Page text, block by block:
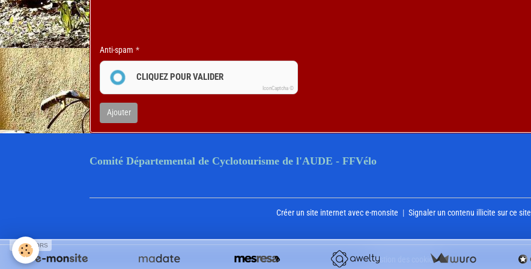
Anti-spam
CLIQUEZ POUR VALIDER
IconCaptcha ©
Ajouter
Comité Départemental de Cyclotourisme de l'AUDE - FFVélo
Créer un site internet avec e-monsite Signaler un contenu illicite sur ce site
Gestion des cookies
SPONSORS